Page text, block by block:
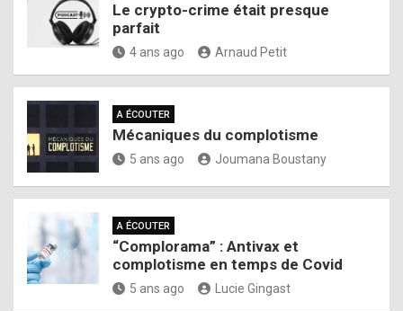
Le crypto-crime était presque
parfait
4 ans ago Arnaud Petit
A ÉCOUTER
Mécaniques du complotisme
5 ans ago Joumana Boustany
A ÉCOUTER
“Complorama” : Antivax et
complotisme en temps de Covid
5 ans ago Lucie Gingast